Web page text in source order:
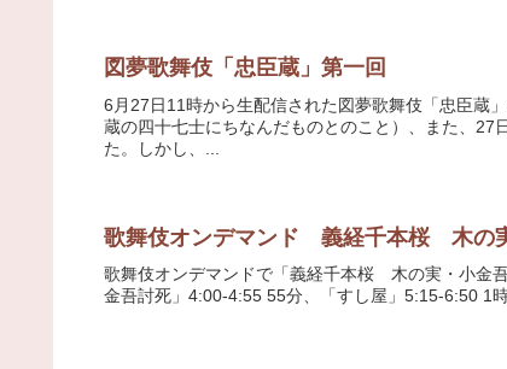
図夢歌舞伎「忠臣蔵」第一回
6月27日11時から生配信された図夢歌舞伎「忠臣蔵
蔵の四十七士にちなんだものとのこと）、また、27
た。しかし、...
歌舞伎オンデマンド 義経千本桜 木の
歌舞伎オンデマンドで「義経千本桜 木の実・小金
金吾討死」4:00-4:55 55分、「すし屋」5:15-6:50 1